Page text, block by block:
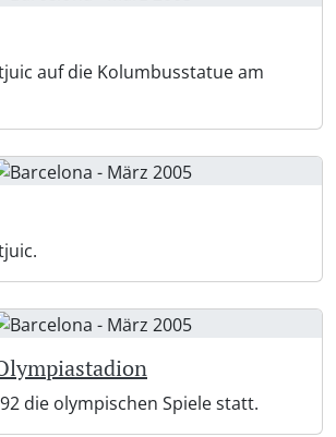
auf die Kolumbusstatue am
die olympischen Spiele statt.